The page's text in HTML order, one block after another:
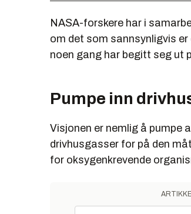
NASA-forskere har i
om det som sannsynligvis
noen gang har begitt seg ut
Pumpe inn
Visjonen er nemlig å pumpe
drivhusgasser for på den
for oksygenkrevende